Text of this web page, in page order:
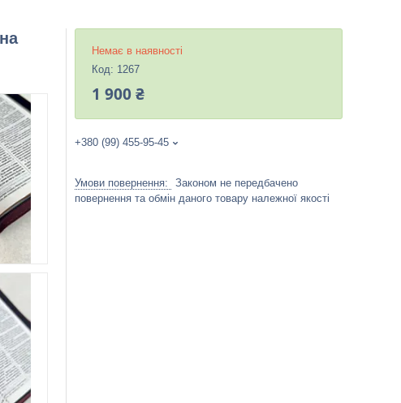
Немає в наявності
Код: 1267
1 900 ₴
+380 (99) 455-95-45
Законом не передбачено
повернення та обмін даного товару належної якості